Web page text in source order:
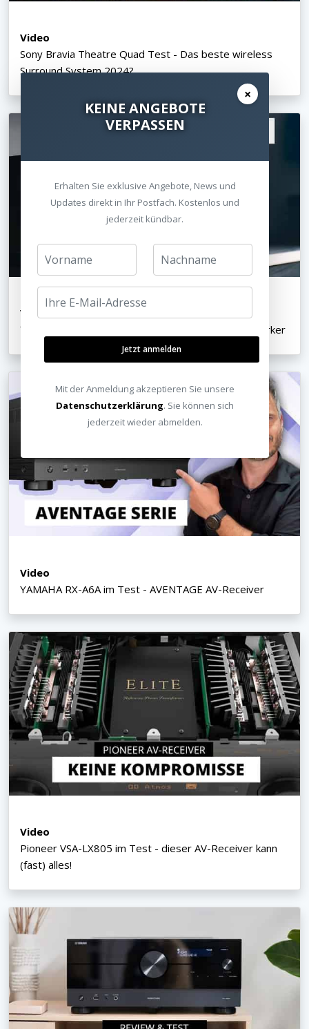
Video
Sony Bravia Theatre Quad Test - Das beste wireless
Surround System 2024?
Video
Yamaha R-N800A Test - smarter Hifi Stereo Verstärker
Video
YAMAHA RX-A6A im Test - AVENTAGE AV-Receiver
Video
Pioneer VSA-LX805 im Test - dieser AV-Receiver kann
(fast) alles!
×
KEINE ANGEBOTE
VERPASSEN
Erhalten Sie exklusive Angebote, News und
Updates direkt in Ihr Postfach. Kostenlos und
jederzeit kündbar.
Jetzt anmelden
Mit der Anmeldung akzeptieren Sie unsere
Datenschutzerklärung. Sie können sich
jederzeit wieder abmelden.